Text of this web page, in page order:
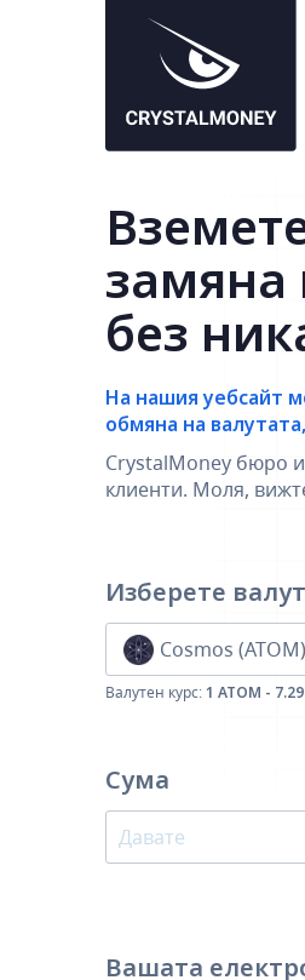
замяна
без
На нашия уебсайт
обмяна на
CrystalMoney бюро
клиенти. Моля,
Изберете
Cosmos (ATOM)
Валутен курс: 1 ATOM -
Сума
Вашата